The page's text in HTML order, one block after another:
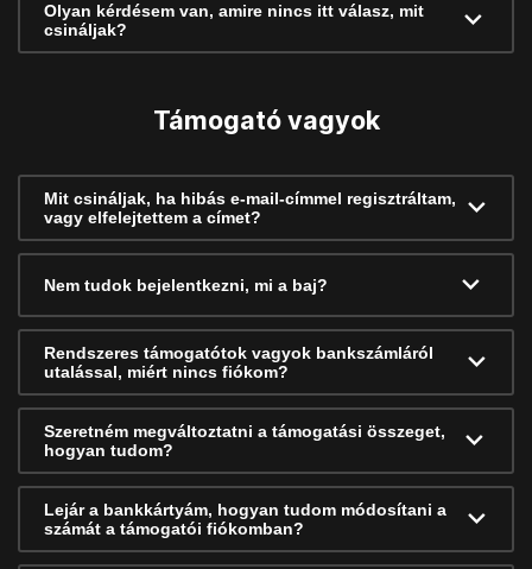
Olyan kérdésem van, amire nincs itt válasz, mit
csináljak?
Támogató vagyok
Mit csináljak, ha hibás e-mail-címmel regisztráltam,
vagy elfelejtettem a címet?
Nem tudok bejelentkezni, mi a baj?
Rendszeres támogatótok vagyok bankszámláról
utalással, miért nincs fiókom?
Szeretném megváltoztatni a támogatási összeget,
hogyan tudom?
Lejár a bankkártyám, hogyan tudom módosítani a
számát a támogatói fiókomban?